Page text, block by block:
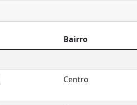
Bairro
Centro